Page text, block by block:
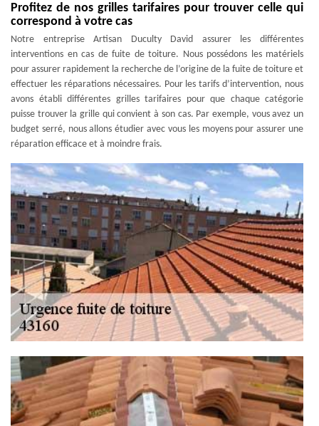
Profitez de nos grilles tarifaires pour trouver celle qui
correspond à votre cas
Notre entreprise Artisan Duculty David assurer les différentes
interventions en cas de fuite de toiture. Nous possédons les matériels
pour assurer rapidement la recherche de l’origine de la fuite de toiture et
effectuer les réparations nécessaires. Pour les tarifs d’intervention, nous
avons établi différentes grilles tarifaires pour que chaque catégorie
puisse trouver la grille qui convient à son cas. Par exemple, vous avez un
budget serré, nous allons étudier avec vous les moyens pour assurer une
réparation efficace et à moindre frais.